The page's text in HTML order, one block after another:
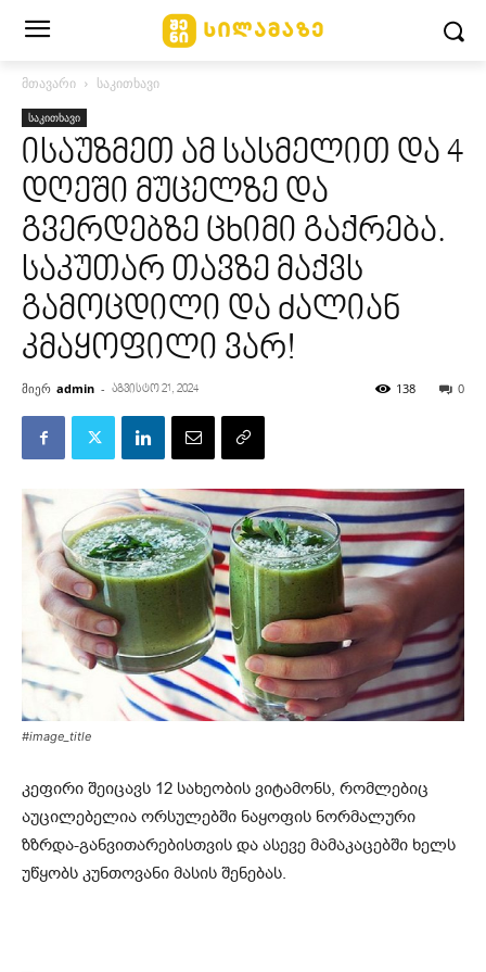
მთავარი საკითხავი
საკითხავი
ისაუზმეთ ამ სასმელით და 4
დღეში მუცელზე და
გვერდებზე ცხიმი გაქრება.
საკუთარ თავზე მაქვს
გამოცდილი და ძალიან
კმაყოფილი ვარ!
მიერ admin - აგვისტო 21, 2024 0
138
#image_title
კეფირი შეიცავს 12 სახეობის ვიტამონს, რომლებიც
აუცილებელია ორსულებში ნაყოფის ნორმალური
ზზრდა-განვითარებისთვის და ასევე მამაკაცებში ხელს
უწყობს კუნთოვანი მასის შენებას.